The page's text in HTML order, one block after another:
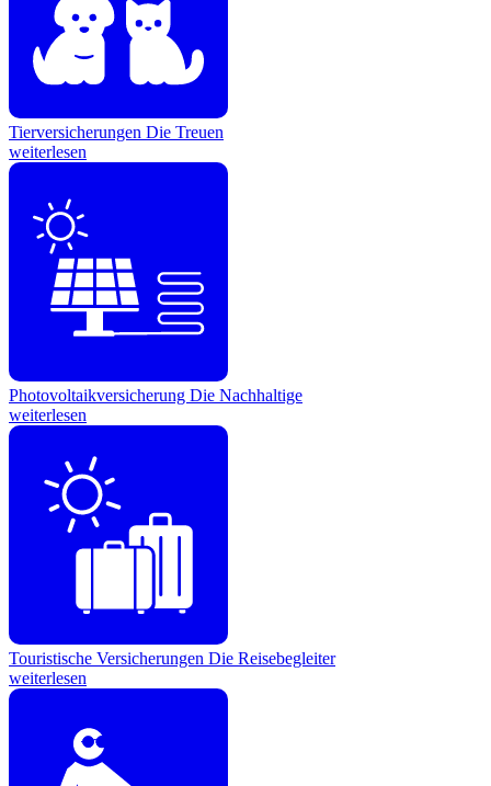
Tierversicherungen Die Treuen
weiterlesen
Photovoltaikversicherung Die Nachhaltige
weiterlesen
Touristische Versicherungen Die Reisebegleiter
weiterlesen